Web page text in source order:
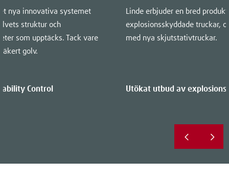
nya innovativa systemet
struktur och
som upptäcks. Tack vare
golv.
Control
Linde erbjuder en bred
explosionsskyddade truckar,
med nya skjutstativtruckar.
Utökat utbud av